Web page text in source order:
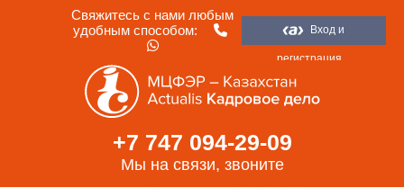
Свяжитесь с нами любым
удобным способом:
Вход и
регистрация
+7 747 094-29-09
Мы на связи, звоните